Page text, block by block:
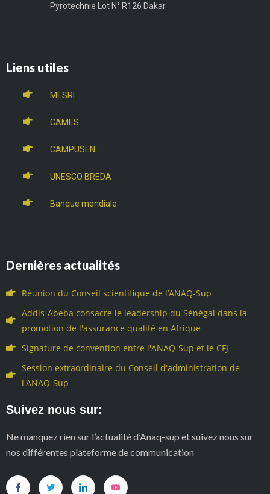
Pyrotechnie Lot N° R126 Dakar
Liens utiles
MESRI
CAMES
CAMPUSEN
UNESCO BREDA
Banque mondiale
Dernières actualités
Réunion du Conseil scientifique de l’ANAQ-Sup
Addis-Abeba consacre le leadership du Sénégal dans la
promotion de l'assurance qualité en Afrique
Signature de convention entre l'ANAQ-Sup et le CFJ
Session extraordinaire du Conseil d'administration de
l'ANAQ-Sup
Suivez nous sur:
Ne manquez rien sur l’actualité d’Anaq-sup et suivez nous sur
nos différentes plateforme de communication